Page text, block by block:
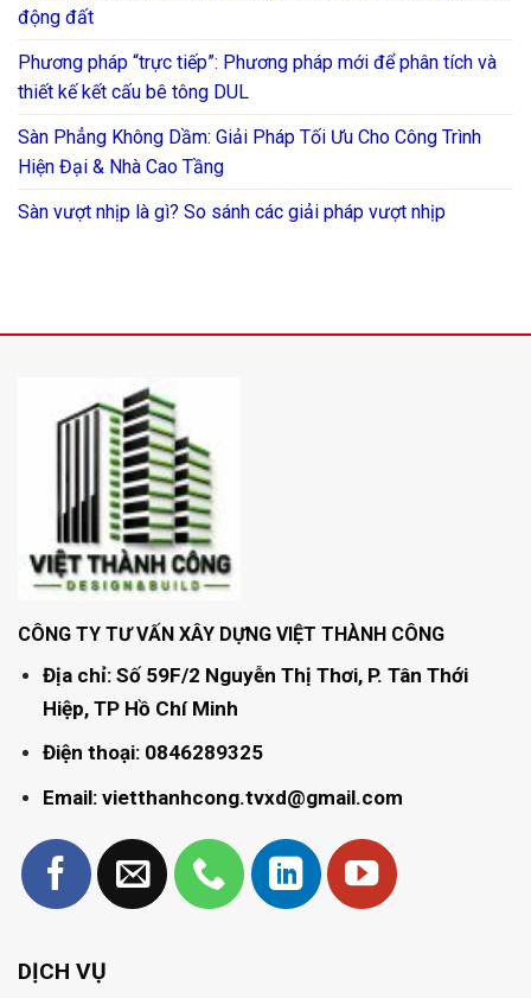
động đất
Phương pháp “trực tiếp”: Phương pháp mới để phân tích và
thiết kế kết cấu bê tông DUL
Sàn Phẳng Không Dầm: Giải Pháp Tối Ưu Cho Công Trình
Hiện Đại & Nhà Cao Tầng
Sàn vượt nhịp là gì? So sánh các giải pháp vượt nhịp
CÔNG TY TƯ VẤN XÂY DỰNG VIỆT THÀNH CÔNG
Địa chỉ: Số 59F/2 Nguyễn Thị Thơi, P. Tân Thới
Hiệp, TP Hồ Chí Minh
Điện thoại: 0846289325
Email: vietthanhcong.tvxd@gmail.com
DỊCH VỤ